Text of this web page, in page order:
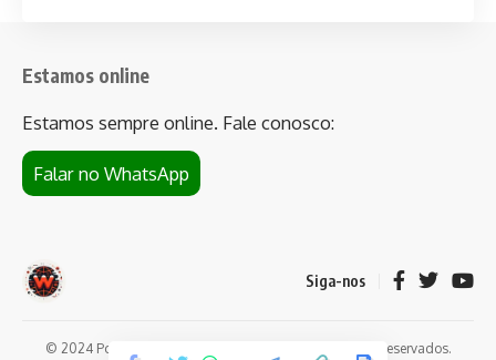
Estamos online
Estamos sempre online. Fale conosco:
Falar no WhatsApp
Siga-nos
© 2024 Portal de notícias Web Flush. Todos os direitos reservados.